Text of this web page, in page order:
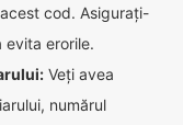
cod. Asigurați-
erorile.
Veți avea
numărul